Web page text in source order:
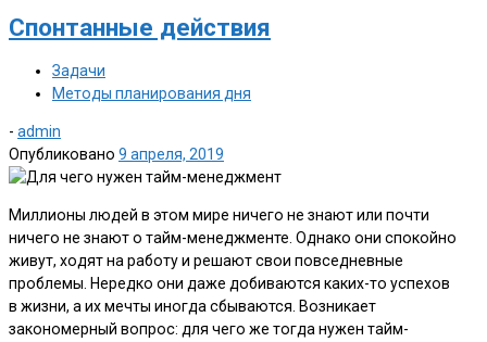
Спонтанные действия
Задачи
Методы планирования дня
- admin
Опубликовано 9 апреля, 2019
Миллионы людей в этом мире ничего не знают или почти
ничего не знают о тайм-менеджменте. Однако они спокойно
живут, ходят на работу и решают свои повседневные
проблемы. Нередко они даже добиваются каких-то успехов
в жизни, а их мечты иногда сбываются. Возникает
закономерный вопрос: для чего же тогда нужен тайм-